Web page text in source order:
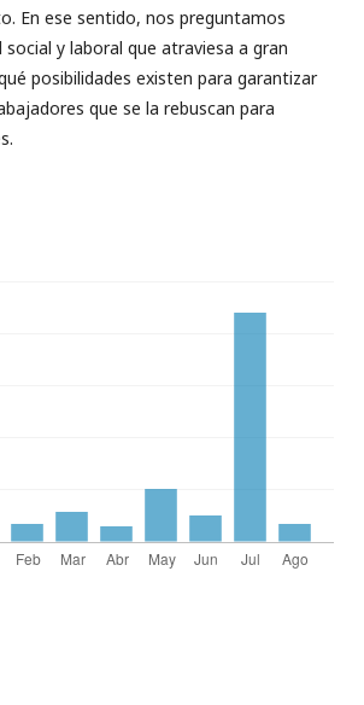
En ese sentido, nos preguntamos
y laboral que atraviesa a gran
posibilidades existen para garantizar
que se la rebuscan para